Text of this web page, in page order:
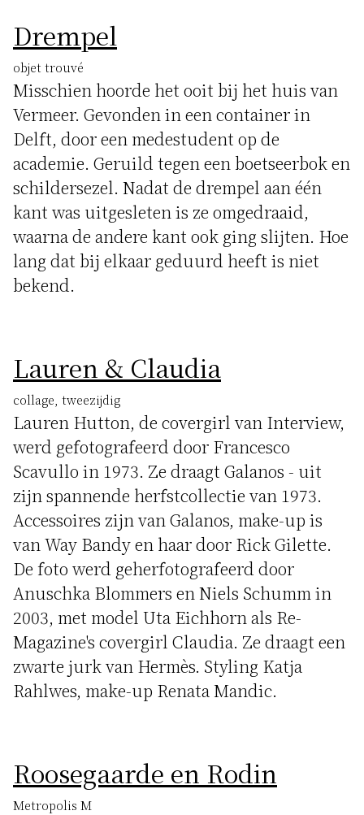
Drempel
objet trouvé
Misschien hoorde het ooit bij het huis van
Vermeer. Gevonden in een container in
Delft, door een medestudent op de
academie. Geruild tegen een boetseerbok en
schildersezel. Nadat de drempel aan één
kant was uitgesleten is ze omgedraaid,
waarna de andere kant ook ging slijten. Hoe
lang dat bij elkaar geduurd heeft is niet
bekend.
Lauren & Claudia
collage, tweezijdig
Lauren Hutton, de covergirl van Interview,
werd gefotografeerd door Francesco
Scavullo in 1973. Ze draagt Galanos - uit
zijn spannende herfstcollectie van 1973.
Accessoires zijn van Galanos, make-up is
van Way Bandy en haar door Rick Gilette.
De foto werd geherfotografeerd door
Anuschka Blommers en Niels Schumm in
2003, met model Uta Eichhorn als Re-
Magazine's covergirl Claudia. Ze draagt een
zwarte jurk van Hermès. Styling Katja
Rahlwes, make-up Renata Mandic.
Roosegaarde en Rodin
Metropolis M